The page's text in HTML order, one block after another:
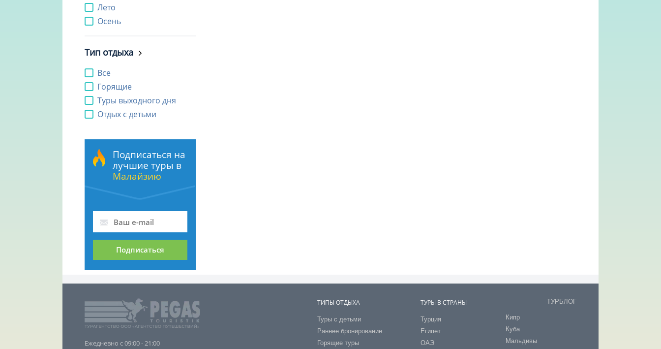
Лето
Осень
Тип отдыха
Все
Горящие
Туры выходного дня
Отдых с детьми
Подписаться на
лучшие туры в
Малайзию
Подписаться
Ежедневно с 09:00 - 21:00
ТИПЫ ОТДЫХА
Туры с детьми
Раннее бронирование
Горящие туры
ТУРЫ В СТРАНЫ
Турция
Египет
ОАЭ
ТУРБЛОГ
Кипр
Куба
Мальдивы